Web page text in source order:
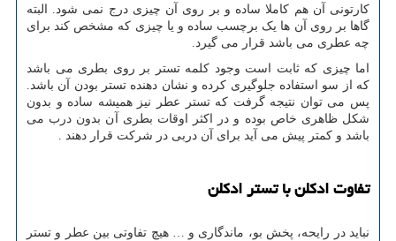
کارتونی آن هم کاملا ساده و بر روی آن چیزی درج نمی شود. البته
گاها بر روی آن ها یک برچسب ساده و یا چیزی که مشخص کند برای
چه عطری می باشد قرار می گیرد.
اما چیزی که ثابت است وجود کلمه تستر بر روی بطری می باشد
که از سو استفاده جلوگیری کرده و نشان دهنده تستر بودن آن باشد.
پس می توان نتیجه گرفت که تستر عطر نیز همیشه ساده و بدون
شکل ظاهری خاص بوده و در اکثر اوقات بطری آن بدون درب می
باشد و کمتر پیش می آید برای آن دربی در شرکت قرار دهند .
تفاوت ادکلن با تستر ادکلن
نباید در رایحه، پخش بو، ماندگاری و … هیچ تفاوتی بین عطر و تستر